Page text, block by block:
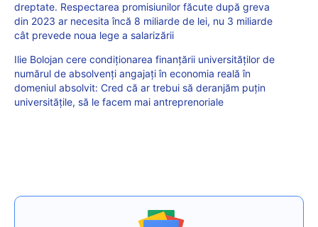
dreptate. Respectarea promisiunilor făcute după greva
din 2023 ar necesita încă 8 miliarde de lei, nu 3 miliarde
cât prevede noua lege a salarizării
Ilie Bolojan cere condiționarea finanțării universităților de
numărul de absolvenți angajați în economia reală în
domeniul absolvit: Cred că ar trebui să deranjăm puțin
universitățile, să le facem mai antreprenoriale